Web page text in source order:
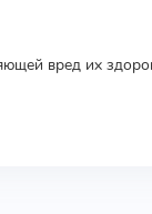
вред их